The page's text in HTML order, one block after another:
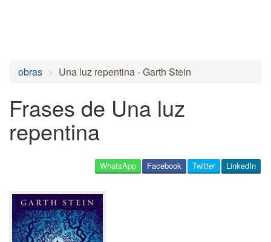
obras Una luz repentina - Garth Stein
Frases de Una luz
repentina
LinkedIn
Twitter
Facebook
WhatsApp